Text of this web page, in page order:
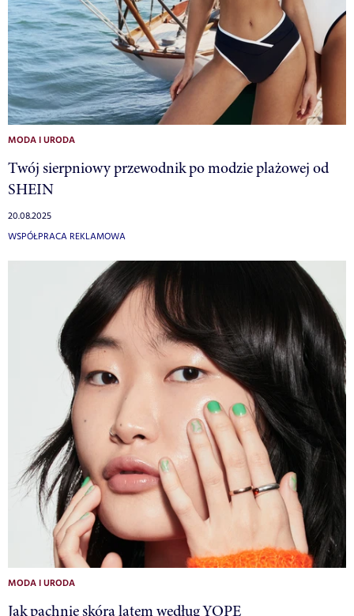
MODA I URODA
Twój sierpniowy przewodnik po modzie plażowej od
SHEIN
20.08.2025
WSPÓŁPRACA REKLAMOWA
MODA I URODA
Jak pachnie skóra latem według YOPE